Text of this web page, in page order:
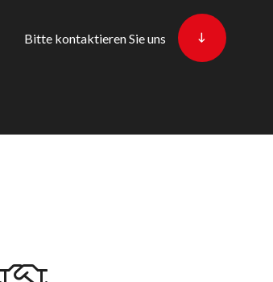
Bitte kontaktieren Sie uns